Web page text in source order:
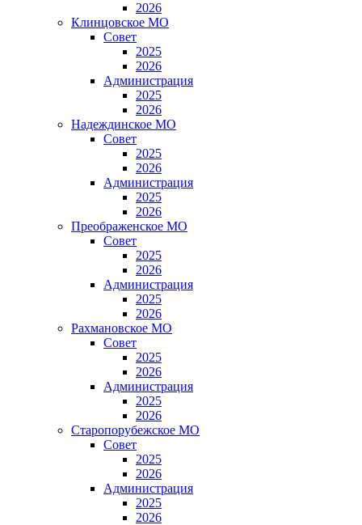
2026
Клинцовское МО
Совет
2025
2026
Администрация
2025
2026
Надеждинское МО
Совет
2025
2026
Администрация
2025
2026
Преображенское МО
Совет
2025
2026
Администрация
2025
2026
Рахмановское МО
Совет
2025
2026
Администрация
2025
2026
Старопорубежское МО
Совет
2025
2026
Администрация
2025
2026